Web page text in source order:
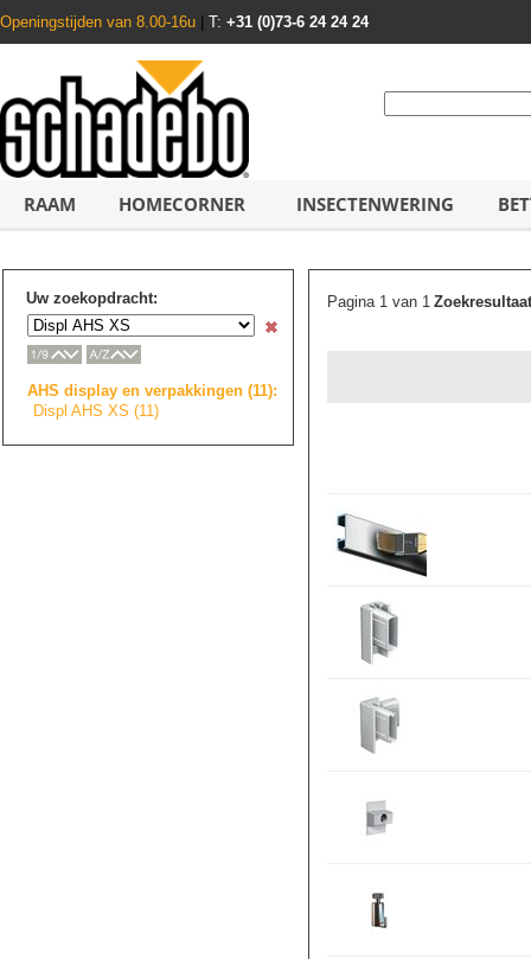
Openingstijden van 8.00-16u T: +31 (0)73-6 24 24 24
RAAM HOMECORNER INSECTENWERING
Uw zoekopdracht:
AHS display en verpakkingen (11):
Displ AHS XS (11)
Pagina 1 van 1Zoekresultaat